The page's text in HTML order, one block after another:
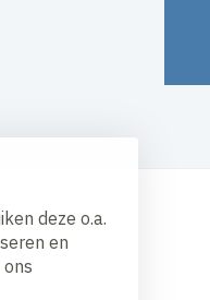
deze o.a.
en